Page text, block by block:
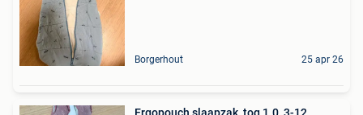
Borgerhout 25 apr 26